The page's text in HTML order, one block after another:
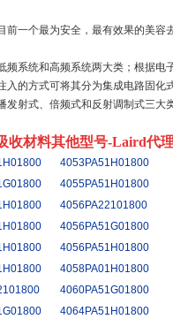
一个最为安全，最有效果的美容
频系统和高频系统两大类；根据
入的方式可将其分为集成电路固
射式、倍频式和反射调制式三大类
收材料其他型号-Laird代
4053PA51H01800
4055PA51H01800
4056PA22101800
4056PA51G01800
4056PA51H01800
4058PA01H01800
4060PA51G01800
4064PA51H01800